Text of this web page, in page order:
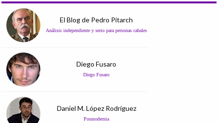
El Blog de Pedro Pitarch
Análisis independiente y serio para personas cabales
Diego Fusaro
Diego Fusaro
Daniel M. López Rodríguez
Posmodernia